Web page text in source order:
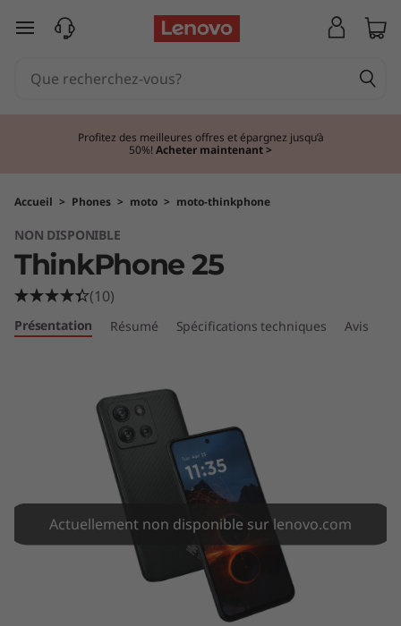
T
P
h
o
n
passer au contenu principal
Profitez des meilleures offres et épargnez jusqu’à
50%! Acheter maintenant >
Accueil > Phones > moto > moto-thinkphone
NON DISPONIBLE
ThinkPhone 25
(10)
Présentation Résumé Spécifications techniques Avis
Actuellement non disponible sur lenovo.com